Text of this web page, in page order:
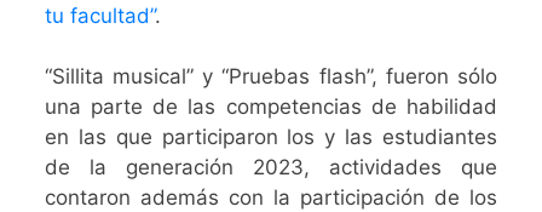
tu facultad”.
“Sillita musical” y “Pruebas flash”, fueron sólo
una parte de las competencias de habilidad
en las que participaron los y las estudiantes
de la generación 2023, actividades que
contaron además con la participación de los